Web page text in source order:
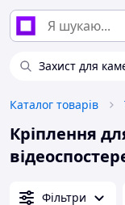
Захист для
Каталог товарів
Кріплення
Фільтри